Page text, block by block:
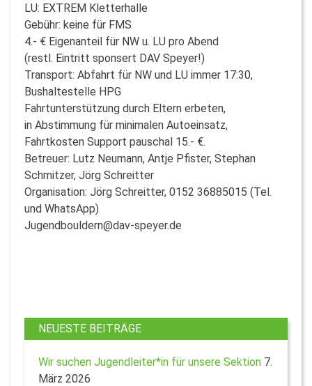
LU: EXTREM Kletterhalle
Gebühr: keine für FMS
4.- € Eigenanteil für NW u. LU pro Abend
(restl. Eintritt sponsert DAV Speyer!)
Transport: Abfahrt für NW und LU immer 17:30,
Bushaltestelle HPG
Fahrtunterstützung durch Eltern erbeten,
in Abstimmung für minimalen Autoeinsatz,
Fahrtkosten Support pauschal 15.- €.
Betreuer: Lutz Neumann, Antje Pfister, Stephan
Schmitzer, Jörg Schreitter
Organisation: Jörg Schreitter, 0152 36885015 (Tel.
und WhatsApp)
Jugendbouldern@dav-speyer.de
NEUESTE BEITRÄGE
Wir suchen Jugendleiter*in für unsere Sektion 7.
März 2026